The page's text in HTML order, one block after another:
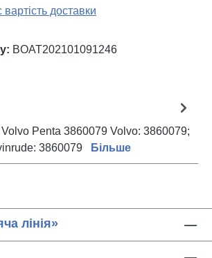
доставки
BOAT202101091246
Penta 3860079 Volvo: 3860079;
3860079
Більше
лінія»